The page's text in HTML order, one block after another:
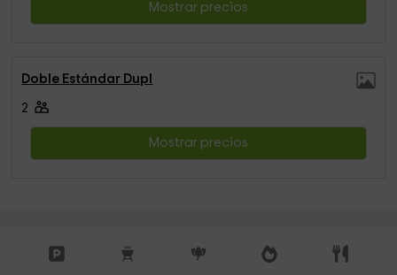
Mostrar precios
Doble Estándar Dupl
2
Mostrar precios